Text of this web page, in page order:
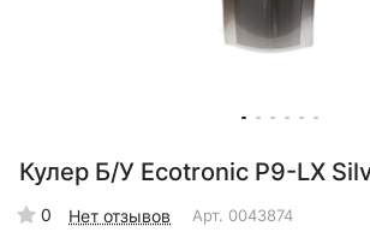
Кулер Б/У Ecotronic P9-LX
0 Нет отзывов Арт. 0043874